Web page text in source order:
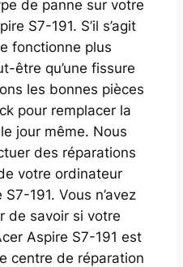
de panne sur votre
S7-191. S’il s’agit
fonctionne plus
être qu’une fissure
les bonnes pièces
pour remplacer la
jour même. Nous
des réparations
votre ordinateur
191. Vous n’avez
de savoir si votre
Aspire S7-191 est
centre de réparation